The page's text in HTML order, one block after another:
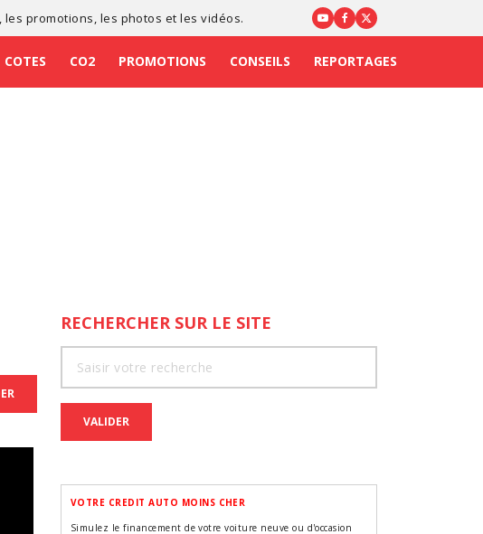
, les promotions , les photos et les vidéos.
COTES CO2 PROMOTIONS CONSEILS REPORTAGES
RECHERCHER SUR LE SITE
VALIDER
VOTRE CREDIT AUTO MOINS CHER
Simulez le financement de votre voiture neuve ou d'occasion